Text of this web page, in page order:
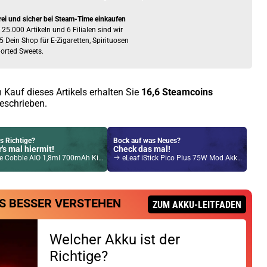
und sicher bei Steam-Time einkaufen
25.000 Artikeln und 6 Filialen sind wir
Dein Shop für E-Zigaretten, Spirituosen
Sweets.
Kauf dieses Artikels erhalten Sie 16,6 Steamcoins
Richtige?
mal hiermit!
AIO 1,8ml 700mAh Kit Wood
Bock auf was Neues?
Check das mal!
eLeaf iStick Pico Plus 75W Mod Akkuträger Schwarz
Watt 4ml 1200mAh Pod System Kit Tide
BESSER VERSTEHEN ZUM AKKU-LEITFADEN
Welcher Akku ist der
Richtige?